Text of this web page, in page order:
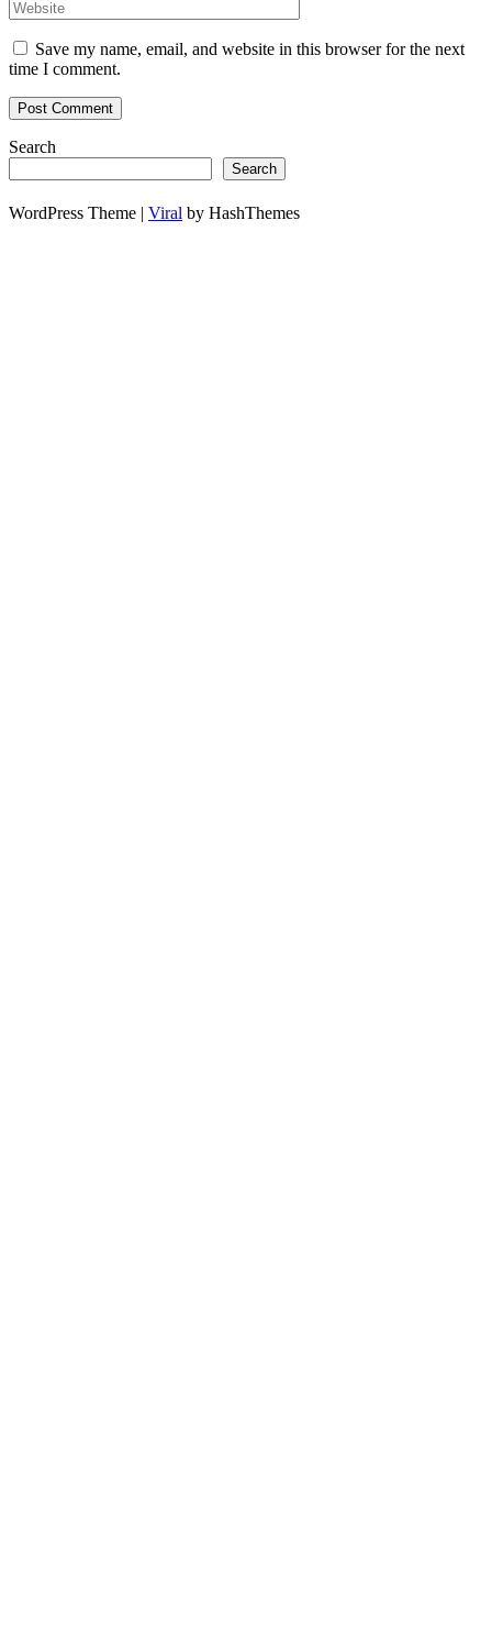
Save my name, email, and website in this browser for the next
time I comment.
Search
Search
WordPress Theme | Viral by HashThemes